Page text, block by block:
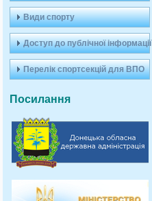
Види спорту
Доступ до публічної інформації
Перелік спортсекцій для ВПО
Посилання